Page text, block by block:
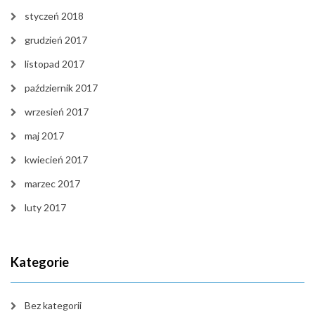
styczeń 2018
grudzień 2017
listopad 2017
październik 2017
wrzesień 2017
maj 2017
kwiecień 2017
marzec 2017
luty 2017
Kategorie
Bez kategorii